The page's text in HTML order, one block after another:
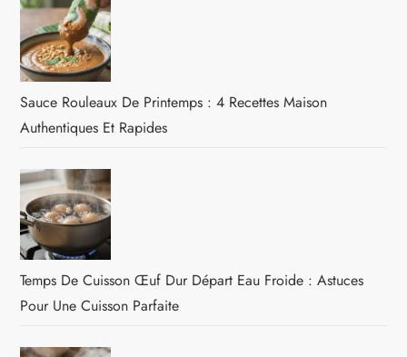
Sauce Rouleaux De Printemps : 4 Recettes Maison
Authentiques Et Rapides
Temps De Cuisson Œuf Dur Départ Eau Froide : Astuces
Pour Une Cuisson Parfaite